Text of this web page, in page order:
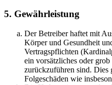
5. Gewährleistung
Der Betreiber haftet mit
Körper und Gesundheit
Vertragspflichten
ein vorsätzliches oder grob
zurückzuführen sind. Dies
Folgeschäden wie